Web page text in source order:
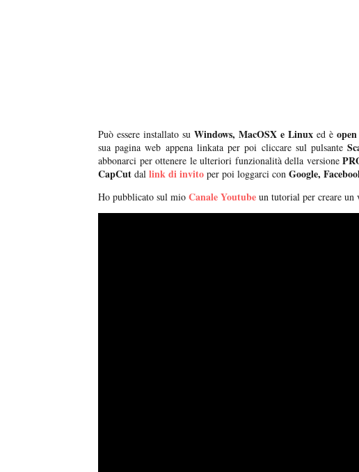
Può essere installato su Windows, MacOSX e Linux ed è
sua pagina web appena linkata per poi cliccare sul pulsante
abbonarci per ottenere le ulteriori funzionalità della versione
CapCut dal link di invito per poi loggarci con Google,
Ho pubblicato sul mio Canale Youtube un tutorial per creare un